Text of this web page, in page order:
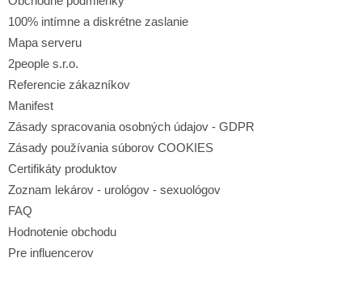
r
v
i
s
u
100% intímne a diskrétne zaslanie
Mapa serveru
2people s.r.o.
Referencie zákazníkov
Manifest
Zásady spracovania osobných údajov - GDPR
Zásady používania súborov COOKIES
Certifikáty produktov
Zoznam lekárov - urológov - sexuológov
FAQ
Hodnotenie obchodu
Pre influencerov